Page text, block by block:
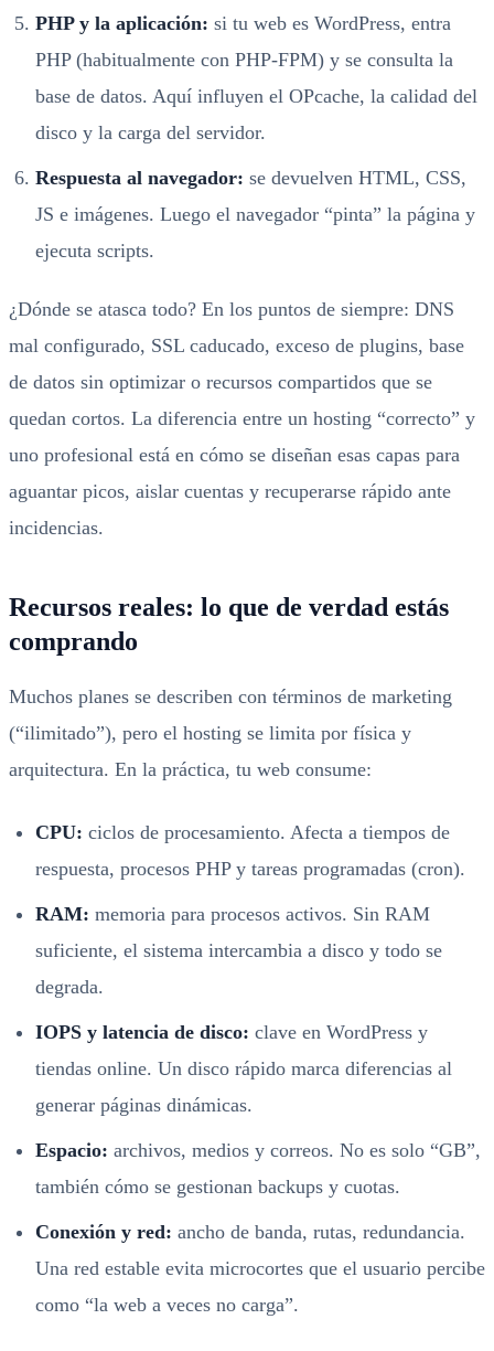
PHP y la aplicación: si tu web es WordPress, entra
PHP (habitualmente con PHP-FPM) y se consulta la
base de datos. Aquí influyen el OPcache, la calidad del
disco y la carga del servidor.
Respuesta al navegador: se devuelven HTML, CSS,
JS e imágenes. Luego el navegador “pinta” la página y
ejecuta scripts.
¿Dónde se atasca todo? En los puntos de siempre: DNS
mal configurado, SSL caducado, exceso de plugins, base
de datos sin optimizar o recursos compartidos que se
quedan cortos. La diferencia entre un hosting “correcto” y
uno profesional está en cómo se diseñan esas capas para
aguantar picos, aislar cuentas y recuperarse rápido ante
incidencias.
Recursos reales: lo que de verdad estás
comprando
Muchos planes se describen con términos de marketing
(“ilimitado”), pero el hosting se limita por física y
arquitectura. En la práctica, tu web consume:
CPU: ciclos de procesamiento. Afecta a tiempos de
respuesta, procesos PHP y tareas programadas (cron).
RAM: memoria para procesos activos. Sin RAM
suficiente, el sistema intercambia a disco y todo se
degrada.
IOPS y latencia de disco: clave en WordPress y
tiendas online. Un disco rápido marca diferencias al
generar páginas dinámicas.
Espacio: archivos, medios y correos. No es solo “GB”,
también cómo se gestionan backups y cuotas.
Conexión y red: ancho de banda, rutas, redundancia.
Una red estable evita microcortes que el usuario percibe
como “la web a veces no carga”.